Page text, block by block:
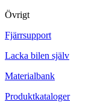
Övrigt
Fjärrsupport
Lacka bilen själv
Materialbank
Produktkataloger